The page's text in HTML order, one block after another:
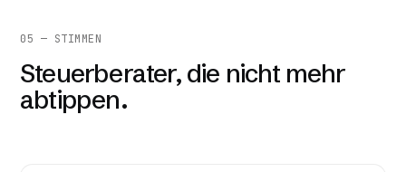
05 — STIMMEN
Steuerberater, die nicht mehr
abtippen.